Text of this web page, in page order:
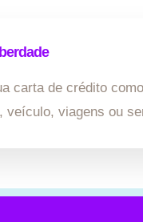
carta de crédito
veículo, viagens ou